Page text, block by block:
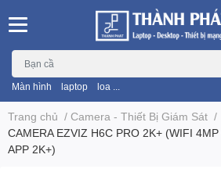
Màn hình laptop loa ...
Trang chủ / Camera - Thiết Bị Giám Sát /
CAMERA EZVIZ H6C PRO 2K+ (WIFI
APP 2K+)